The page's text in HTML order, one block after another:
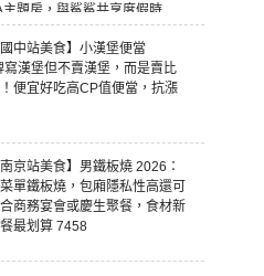
題房，與鯊鯊共享度假時
國中站美食】小漢堡便當
漢堡但不賣漢堡，而是賣比
便宜好吃高CP值便當，抗漲
南京站美食】男鐵板燒 2026：
單鐵板燒，包廂隱私性高還可
商務宴會或慶生聚餐，食材新
最划算 7458